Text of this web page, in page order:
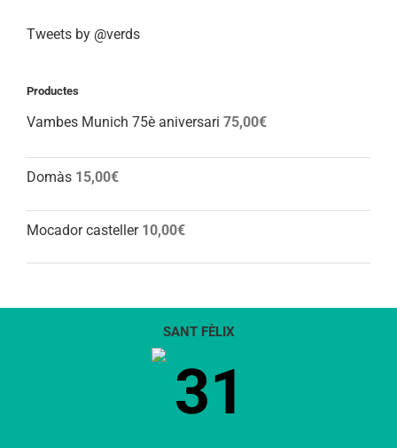
Tweets by @verds
Productes
Vambes Munich 75è aniversari 75,00€
Domàs 15,00€
Mocador casteller 10,00€
SANT FÈLIX
31